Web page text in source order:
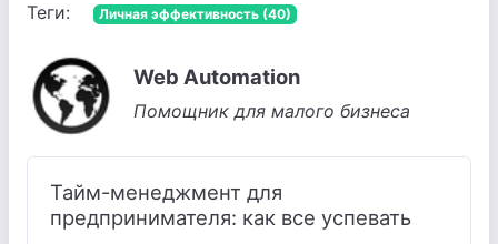
Теги: Личная эффективность (40)
Web Automation
Помощник для малого бизнеса
Тайм-менеджмент для
предпринимателя: как все успевать